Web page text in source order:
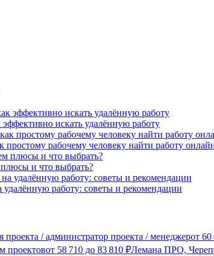
искать удалённую работу
простому рабочему человеку найти работу
и что выбрать?
работу: советы и рекомендации
/ администратор проекта / менеджерот 60
проектовот 58 710 до 83 810 ₽Лемана ПРО,